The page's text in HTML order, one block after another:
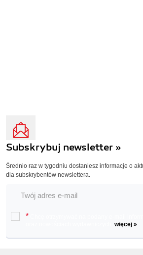
Subskrybuj newsletter »
Średnio raz w tygodniu dostaniesz informacje o
dla subskrybentów newslettera.
*
więcej »